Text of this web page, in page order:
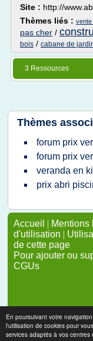
En poursuivant votre
l'utilisation de cookies pour
services adaptés à vos centres
Site : http://
Thèmes liés : vente
pas cher /
bois / cabane de
3 Ressources
Thèmes
forum prix
forum prix
veranda en
prix abri
Accueil | Mentions
d'utilisation |
de cette page
Pour ajouter ou
CGUs